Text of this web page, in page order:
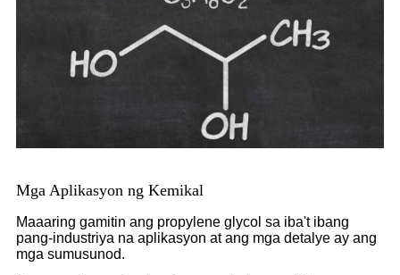
Mga Aplikasyon ng Kemikal
Maaaring gamitin ang propylene glycol sa iba't ibang
pang-industriya na aplikasyon at ang mga detalye ay ang
mga sumusunod.